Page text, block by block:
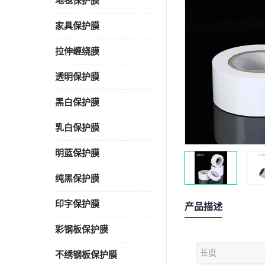
家具保护膜
拉伸缠绕膜
透明保护膜
黑白保护膜
乳白保护膜
明蓝保护膜
纯黑保护膜
印字保护膜
彩钢板保护膜
不绣钢板保护膜
产品描述
长度